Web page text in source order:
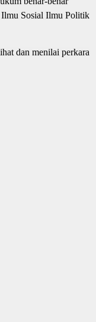
Ilmu Sosial Ilmu Politik
dan menilai perkara